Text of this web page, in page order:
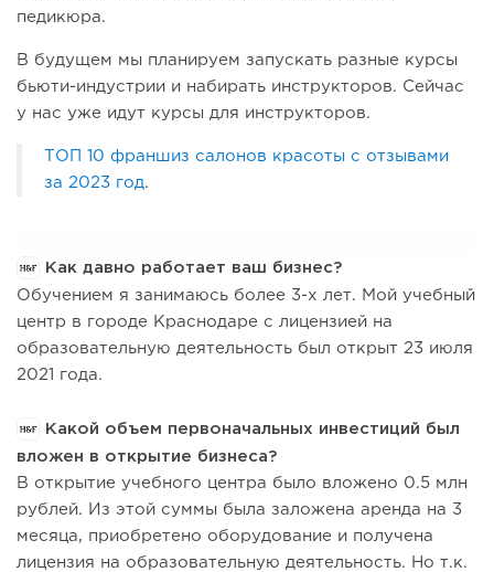
педикюра.
В будущем мы планируем запускать разные курсы
бьюти-индустрии и набирать инструкторов. Сейчас
у нас уже идут курсы для инструкторов.
ТОП 10 франшиз салонов красоты с отзывами
за 2023 год.
Как давно работает ваш бизнес?
Обучением я занимаюсь более 3-х лет. Мой учебный
центр в городе Краснодаре с лицензией на
образовательную деятельность был открыт 23 июля
2021 года.
Какой объем первоначальных инвестиций был
вложен в открытие бизнеса?
В открытие учебного центра было вложено 0.5 млн
рублей. Из этой суммы была заложена аренда на 3
месяца, приобретено оборудование и получена
лицензия на образовательную деятельность. Но т.к.